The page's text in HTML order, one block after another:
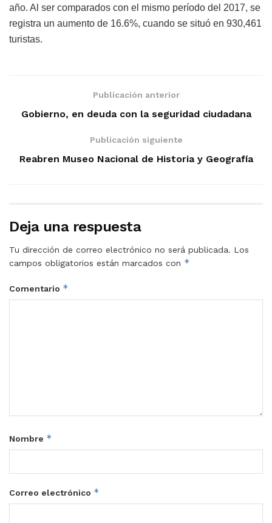
año. Al ser comparados con el mismo período del 2017, se
registra un aumento de 16.6%, cuando se situó en 930,461
turistas.
Publicación anterior
Gobierno, en deuda con la seguridad ciudadana
Publicación siguiente
Reabren Museo Nacional de Historia y Geografía
Deja una respuesta
Tu dirección de correo electrónico no será publicada. Los
campos obligatorios están marcados con *
Comentario *
Nombre *
Correo electrónico *